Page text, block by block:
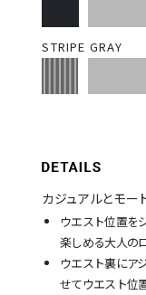
STRIPE GRAY
カジュアルとモー
ウエスト位置を
楽しめる大人の
ウエスト裏にア
せてウエスト位